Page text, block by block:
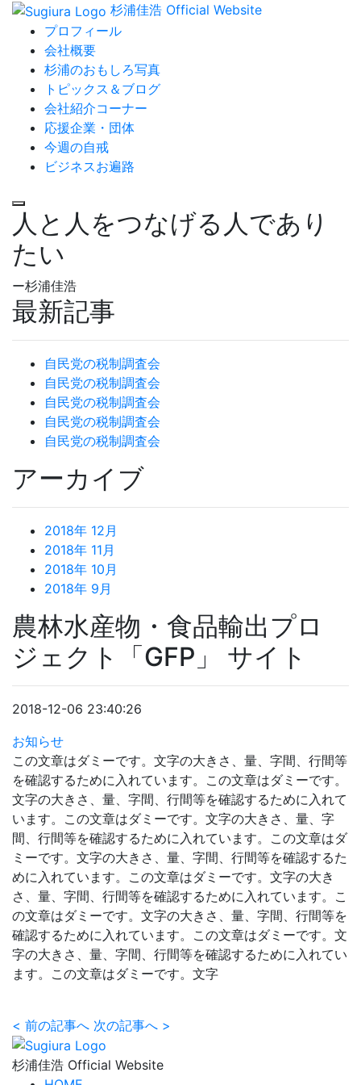
杉浦佳浩 Official Website
プロフィール
会社概要
杉浦のおもしろ写真
トピックス＆ブログ
会社紹介コーナー
応援企業・団体
今週の自戒
ビジネスお遍路
人と人をつなげる人であり
たい
ー杉浦佳浩
最新記事
自民党の税制調査会
自民党の税制調査会
自民党の税制調査会
自民党の税制調査会
自民党の税制調査会
アーカイブ
2018年 12月
2018年 11月
2018年 10月
2018年 9月
農林水産物・食品輸出プロ
ジェクト「GFP」 サイト
2018-12-06 23:40:26
お知らせ
この文章はダミーです。文字の大きさ、量、字間、行間等
を確認するために入れています。この文章はダミーです。
文字の大きさ、量、字間、行間等を確認するために入れて
います。この文章はダミーです。文字の大きさ、量、字
間、行間等を確認するために入れています。この文章はダ
ミーです。文字の大きさ、量、字間、行間等を確認するた
めに入れています。この文章はダミーです。文字の大き
さ、量、字間、行間等を確認するために入れています。こ
の文章はダミーです。文字の大きさ、量、字間、行間等を
確認するために入れています。この文章はダミーです。文
字の大きさ、量、字間、行間等を確認するために入れてい
ます。この文章はダミーです。文字
< 前の記事へ 次の記事へ >
杉浦佳浩 Official Website